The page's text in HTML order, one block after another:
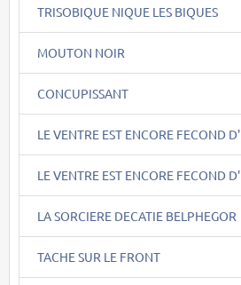
TRISOBIQUE NIQUE LES BIQUES
MOUTON NOIR
CONCUPISSANT
LE VENTRE EST ENCORE FECOND D'
LE VENTRE EST ENCORE FECOND D'
LA SORCIERE DECATIE BELPHEGOR
TACHE SUR LE FRONT